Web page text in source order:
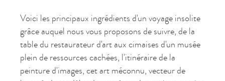
Voici les principaux ingrédients d'un voyage insolite
grâce auquel nous vous proposons de suivre, de la
table du restaurateur d'art aux cimaises d'un musée
plein de ressources cachées, l'itinéraire de la
peinture d'images, cet art méconnu, vecteur de